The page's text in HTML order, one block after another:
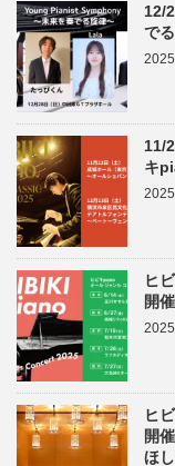
12/
で
11/
キ
ヒ
開
ヒ
開
ほ